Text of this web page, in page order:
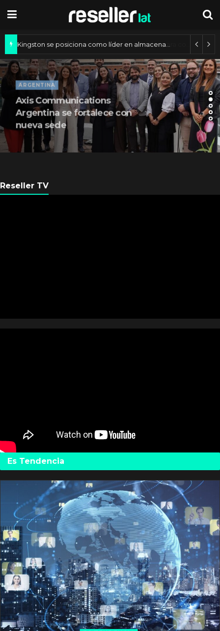
ARGENTINA
Axis Communications
Argentina se fortalece con
nueva sede
Reseller TV
Es Tendencia